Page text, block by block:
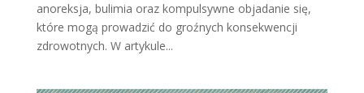
anoreksja, bulimia oraz kompulsywne objadanie się,
które mogą prowadzić do groźnych konsekwencji
zdrowotnych. W artykule...